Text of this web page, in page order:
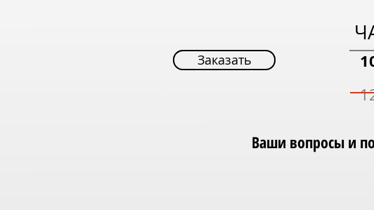
Заказать
Ваши вопросы и